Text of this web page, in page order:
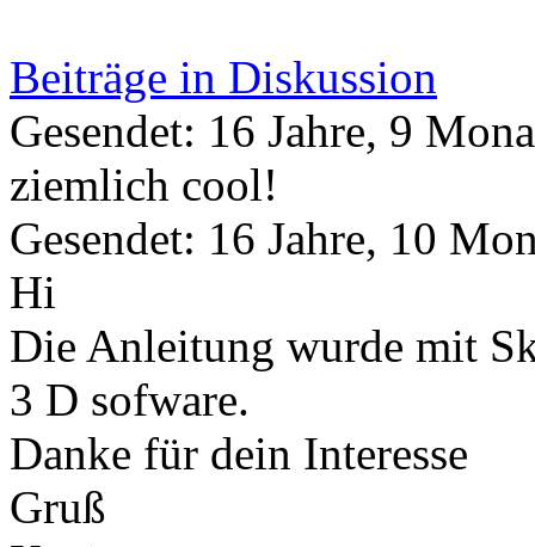
Beiträge in Diskussion
Gesendet: 16 Jahre, 9
ziemlich cool!
Gesendet: 16 Jahre, 10
Hi
Die Anleitung wurde mit
3 D sofware.
Danke für dein Interesse
Gruß